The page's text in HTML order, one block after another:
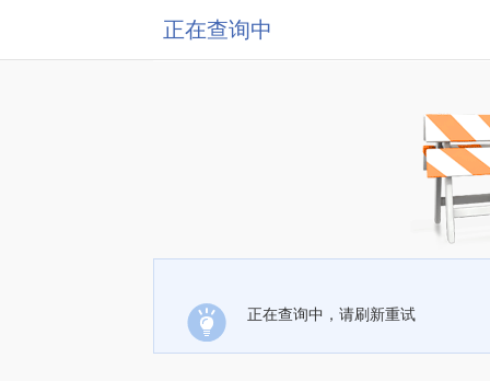
正在查询中
正在查询中，请刷新重试